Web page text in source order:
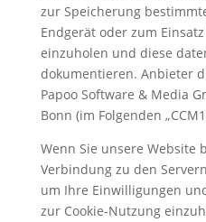
zur Speicherung
Endgerät oder zum
einzuholen und diese
dokumentieren. Anbieter
Papoo Software & Media
Bonn (im Folgenden
Wenn Sie unsere Website
Verbindung zu den
um Ihre Einwilligungen
zur Cookie-Nutzung